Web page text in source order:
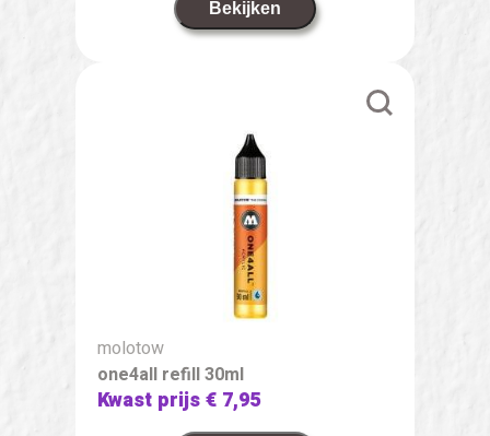
Bekijken
molotow
one4all refill 30ml
Kwast prijs€ 7,95